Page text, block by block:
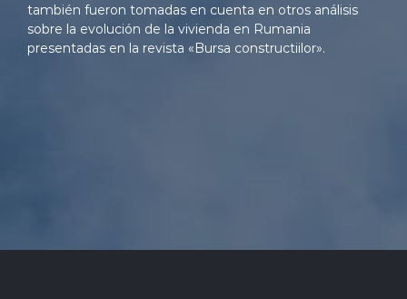
también fueron tomadas en cuenta en otros análisis
sobre la evolución de la vivienda en Rumania
presentadas en la revista «Bursa constructiilor».